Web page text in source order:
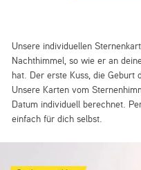
Unsere individuellen
Nachthimmel, so wie er an
hat. Der erste Kuss, die Geburt
Unsere Karten vom
Datum individuell berechnet.
einfach für dich selbst.